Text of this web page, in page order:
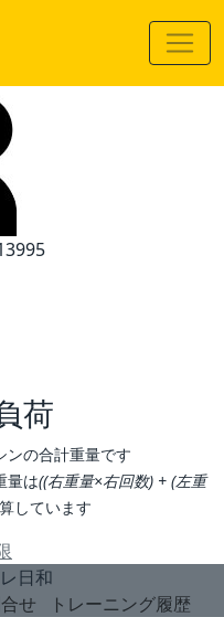
荷
ンの合計重量です
量は((右重量×右回数) + (左重
しています
日和
せ トレーニング履歴